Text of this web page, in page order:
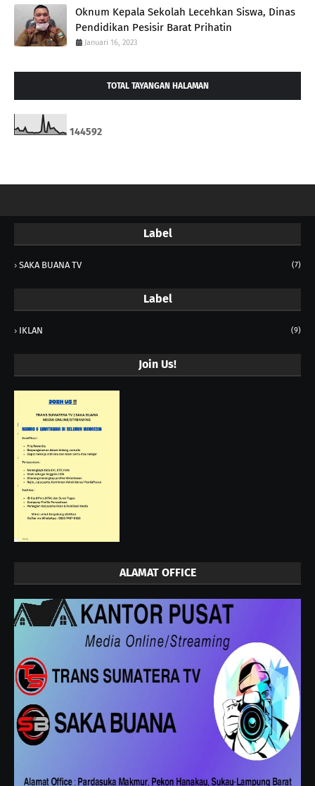
Oknum Kepala Sekolah Lecehkan Siswa, Dinas
Pendidikan Pesisir Barat Prihatin
Januari 16, 2023
TOTAL TAYANGAN HALAMAN
144592
Label
SAKA BUANA TV (7)
Label
IKLAN (9)
Join Us!
ALAMAT OFFICE